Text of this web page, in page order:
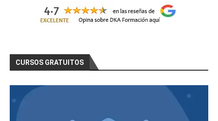
CURSOS GRATUITOS